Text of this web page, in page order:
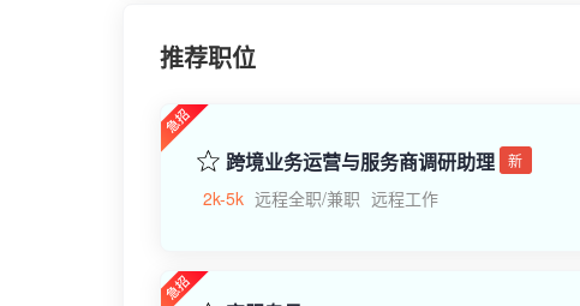
推荐职位
跨境业务运营与服务商调研助理 新
2k-5k 远程全职/兼职 远程工作